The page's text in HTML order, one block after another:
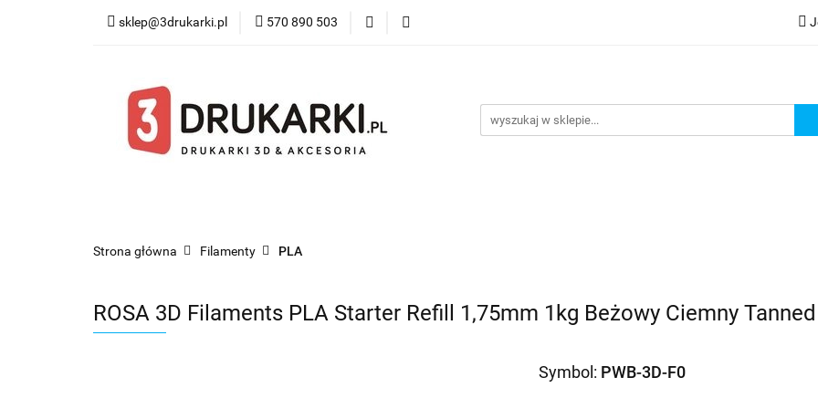
sklep@3drukarki.pl 570 890 503
Blog Bestsellery
Strona główna Filamenty PLA
ROSA 3D Filaments PLA Starter Refill 1,75mm 1kg Beżowy Ciemny
Symbol: PWB-3D-F0